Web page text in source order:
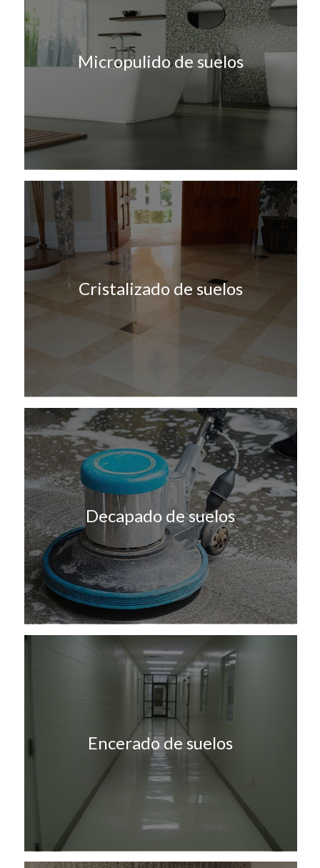
Micropulido de suelos
Cristalizado de suelos
Decapado de suelos
Encerado de suelos